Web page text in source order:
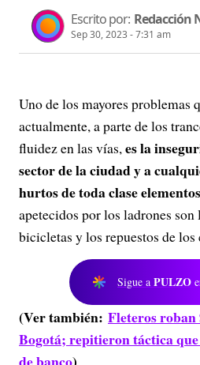
Escrito por: Redacción
Sep 30, 2023 - 7:31 am
Uno de los mayores problemas
actualmente, a parte de los
fluidez en las vías,es la
sector de la ciudad y a
hurtos de toda clase elementos
apetecidos por los ladrones son
bicicletas y los repuestos de los
Sigue a PULZO
(Ver también: Fleteros roban
Bogotá; repitieron táctica